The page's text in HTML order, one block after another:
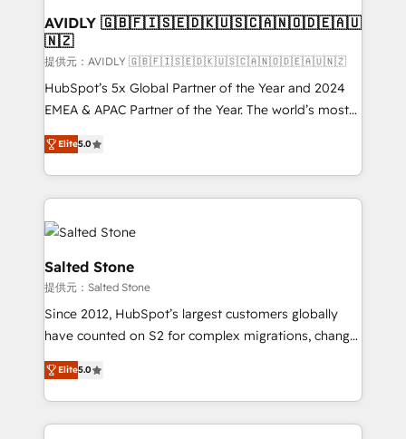
we help: ✔️ Full HubSpot implementations and portal
optimization ✔️ Data migrations, CRM architecture,
and reporting foundations ✔️ Custom integrations
and workflow automation ✔️ User adoption
programs, training, and enablement Through project-
partnerships, we guide organizations through the
revenue maturity model - delivering the right
grows.
AVIDLY 🇬🇧🇫🇮🇸🇪🇩🇰🇺🇸🇨🇦🇳🇴🇩🇪🇦🇺
🇳🇿
提供元：AVIDLY 🇬🇧🇫🇮🇸🇪🇩🇰🇺🇸🇨🇦🇳🇴🇩🇪🇦🇺🇳🇿
HubSpot’s 5x Global Partner of the Year and 2024
EMEA & APAC Partner of the Year. The world’s most
experienced and fully accredited HubSpot Solutions
Partner. 🚀 With 2,750+ HubSpot projects delivered
and 370+ specialists across EMEA, APAC and NAM,
we de-risk complex CRM programmes and
accelerate ROI across every HubSpot Hub. 🧭 From
multi-region migrations to AI-powered automation,
we turn complexity into clarity, human at global
scale. 🏆 HubSpot’s CEO called us “the partner of the
future.” Others agree it is proof of trust built through
measurable impact.
Elite5.0
Salted Stone
提供元：Salted Stone
Since 2012, HubSpot’s largest customers globally
have counted on S2 for complex migrations, change
management, systems integration, and creative
solutions that deliver measurable impact and
transform brand experiences As one of the few full-
service creative agencies in the HubSpot
Elite5.0